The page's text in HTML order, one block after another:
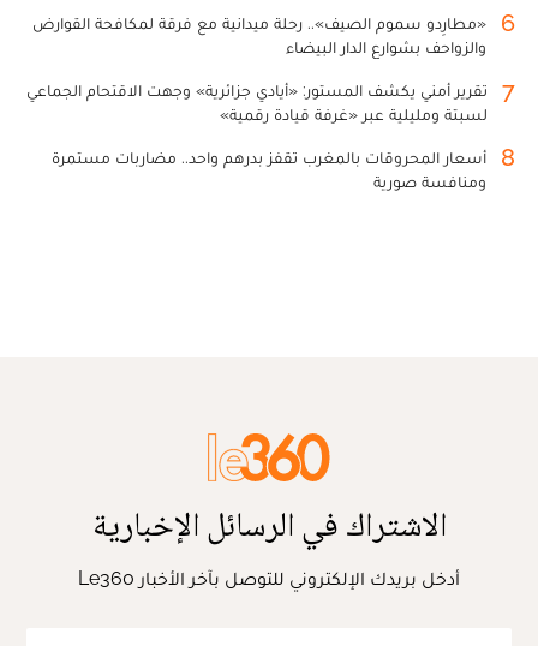
6
«مطارِدو سموم الصيف».. رحلة ميدانية مع فرقة لمكافحة القوارض
والزواحف بشوارع الدار البيضاء
7
تقرير أمني يكشف المستور: «أيادي جزائرية» وجهت الاقتحام الجماعي
لسبتة ومليلية عبر «غرفة قيادة رقمية»
8
أسعار المحروقات بالمغرب تقفز بدرهم واحد.. مضاربات مستمرة
ومنافسة صورية
الاشتراك في الرسائل الإخبارية
أدخل بريدك الإلكتروني للتوصل بآخر الأخبار Le360